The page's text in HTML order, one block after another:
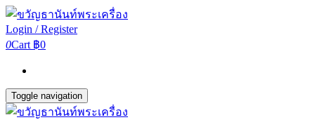
Login / Register
0Cart ฿0
Toggle navigation